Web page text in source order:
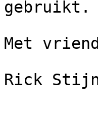
gebruikt.
Met
Rick